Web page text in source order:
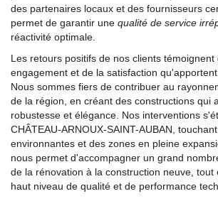
des partenaires locaux et des fournisseurs
permet de garantir une qualité de service
réactivité optimale.
Les retours positifs de nos clients témoignent
engagement et de la satisfaction
Nous sommes fiers de contribuer au
de la région, en créant des constructions qui
robustesse et élégance. Nos interventions
CHÂTEAU-ARNOUX-SAINT-AUBAN,
environnantes et des zones en pleine
nous permet d'accompagner un grand
de la rénovation à la construction neuve, tout
haut niveau de qualité et de performance